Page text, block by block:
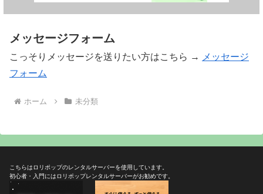
メッセージフォーム
こっそりメッセージを送りたい方はこちら →
メッセージ
フォーム
ホーム 未分類
こちらはロリポップのレンタルサーバーを使用しています。
初心者・入門にはロリポップレンタルサーバーがお勧めです。